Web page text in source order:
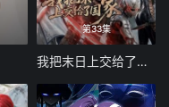
第33集
我把末日上交给了国家